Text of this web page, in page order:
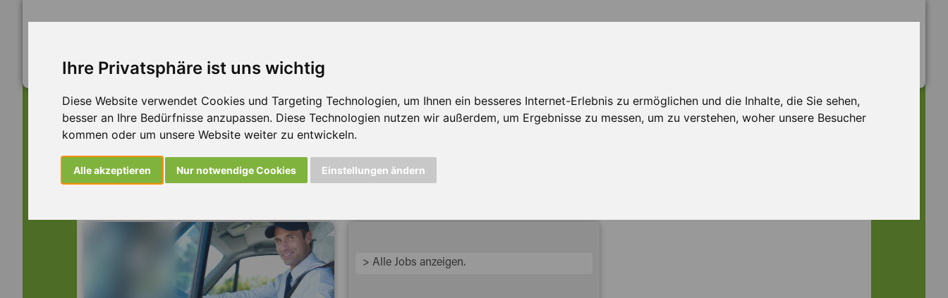
Ihre Privatsphäre ist uns wichtig
Diese Website verwendet Cookies und Targeting Technologien, um Ihnen ein besseres Internet-Erlebnis zu ermöglichen und die Inhalte, die Sie sehen,
besser an Ihre Bedürfnisse anzupassen. Diese Technologien nutzen wir außerdem, um Ergebnisse zu messen, um zu verstehen, woher unsere Besucher
kommen oder um unsere Website weiter zu entwickeln.
Alle akzeptieren Nur notwendige Cookies Einstellungen ändern
Dieser Job ist leider nicht mehr verfügbar ...
... aber vielleicht ist hier etwas dabei:
> Alle Jobs anzeigen.